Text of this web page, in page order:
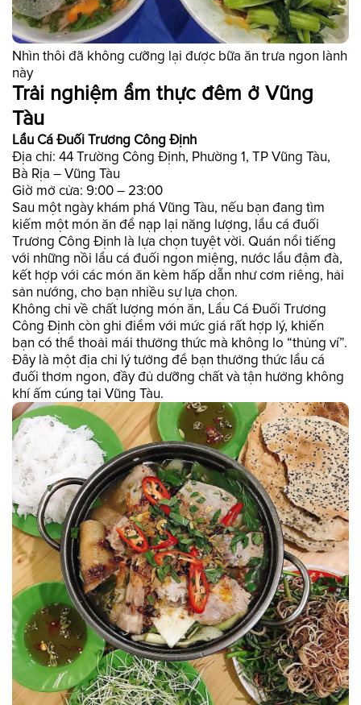
Nhìn thôi đã không cưỡng lại được bữa ăn trưa ngon lành
này
Trải nghiệm ẩm thực đêm ở Vũng
Tàu
Lẩu Cá Đuối Trương Công Định
Địa chỉ: 44 Trường Công Định, Phường 1, TP Vũng Tàu,
Bà Rịa – Vũng Tàu
Giờ mở cửa: 9:00 – 23:00
Sau một ngày khám phá Vũng Tàu, nếu bạn đang tìm
kiếm một món ăn để nạp lại năng lượng, lẩu cá đuối
Trương Công Định là lựa chọn tuyệt vời. Quán nổi tiếng
với những nồi lẩu cá đuối ngon miệng, nước lẩu đậm đà,
kết hợp với các món ăn kèm hấp dẫn như cơm riêng, hải
sản nướng, cho bạn nhiều sự lựa chọn.
Không chỉ về chất lượng món ăn, Lẩu Cá Đuối Trương
Công Định còn ghi điểm với mức giá rất hợp lý, khiến
bạn có thể thoải mái thưởng thức mà không lo “thủng ví”.
Đây là một địa chỉ lý tưởng để bạn thưởng thức lẩu cá
đuối thơm ngon, đầy đủ dưỡng chất và tận hưởng không
khí ấm cúng tại Vũng Tàu.